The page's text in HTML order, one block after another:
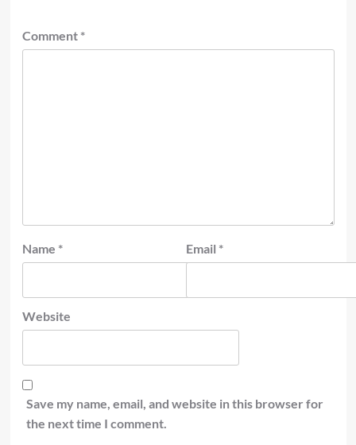
Comment *
Name * Email *
Website
Save my name, email, and website in this browser for
the next time I comment.